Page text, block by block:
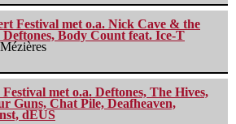
Festival met o.a. Nick Cave & the
Deftones, Body Count feat. Ice-T
met o.a. Deftones, The Hives,
Guns, Chat Pile, Deafheaven,
dEUS